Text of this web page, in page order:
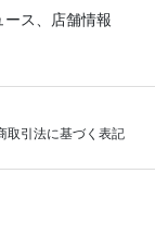
ス、店舗情報
取引法に基づく表記